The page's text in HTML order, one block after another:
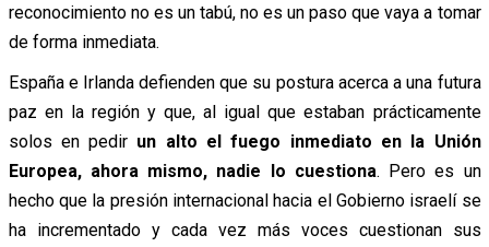
reconocimiento no es un tabú, no es un paso que vaya a tomar
de forma inmediata.
España e Irlanda defienden que su postura acerca a una futura
paz en la región y que, al igual que estaban prácticamente
solos en pedir un alto el fuego inmediato en la Unión
Europea, ahora mismo, nadie lo cuestiona. Pero es un
hecho que la presión internacional hacia el Gobierno israelí se
ha incrementado y cada vez más voces cuestionan sus